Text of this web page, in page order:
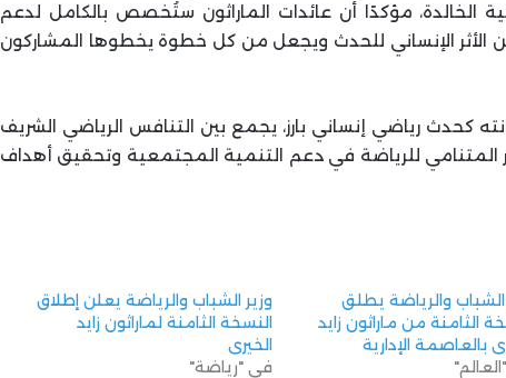
الخالدة، مؤكدًا أن عائدات الماراثون ستُخصص بالكامل لدعم
الأثر الإنساني للحدث ويجعل من كل خطوة يخطوها المشاركون
كحدث رياضي إنساني بارز، يجمع بين التنافس الرياضي الشريف
المتنامي للرياضة في دعم التنمية المجتمعية وتحقيق أهداف
الشباب والرياضة يطلق
الثامنة من ماراثون زايد
بالعاصمة الإدارية
وزير الشباب والرياضة يعلن إطلاق
النسخة الثامنة لماراثون زايد
الخيري
في "رياضة"